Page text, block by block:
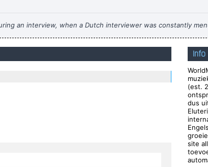
an interview, when a Dutch interviewer was constantly
Anarchy is the only
We
What the fuck do
just stand on the moon and go´ Hmmm, yeah. fair enough.
even if it's the last, crappiest show he ever played. What a
more for oral intercourse than anything else that ever
Vrouwen moeten luisteren en doen wat ik zeg. Zij
Musician Things Like Old Folks Singing In The Moonlight In
Info
(est.
dus
site